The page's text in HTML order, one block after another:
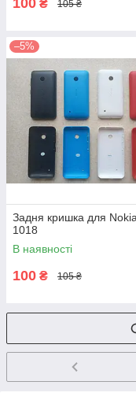
100 ₴ 105 ₴
–5%
Задня кришка для
1018
В наявності
100 ₴ 105 ₴